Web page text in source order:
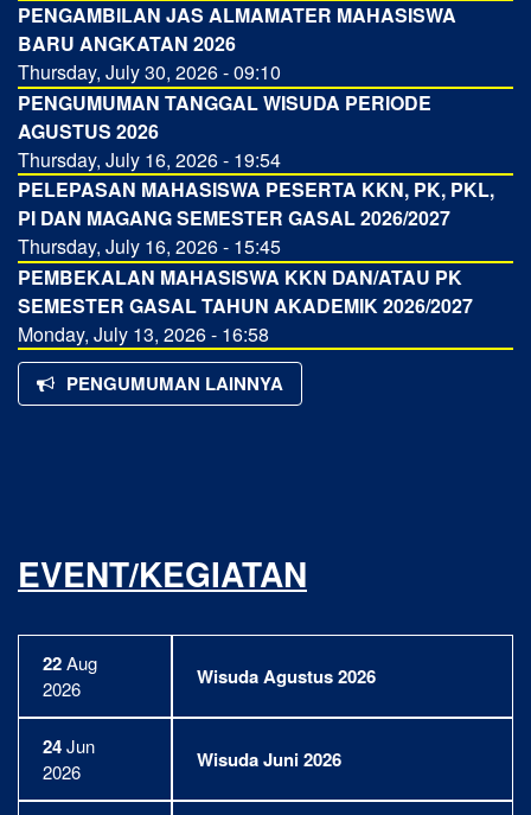
PENGAMBILAN JAS ALMAMATER MAHASISWA
BARU ANGKATAN 2026
Thursday, July 30, 2026 - 09:10
PENGUMUMAN TANGGAL WISUDA PERIODE
AGUSTUS 2026
Thursday, July 16, 2026 - 19:54
PELEPASAN MAHASISWA PESERTA KKN, PK, PKL,
PI DAN MAGANG SEMESTER GASAL 2026/2027
Thursday, July 16, 2026 - 15:45
PEMBEKALAN MAHASISWA KKN DAN/ATAU PK
SEMESTER GASAL TAHUN AKADEMIK 2026/2027
Monday, July 13, 2026 - 16:58
PENGUMUMAN LAINNYA
EVENT/KEGIATAN
22Aug
2026
Wisuda Agustus 2026
24Jun
2026
Wisuda Juni 2026